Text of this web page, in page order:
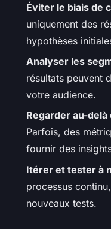
Éviter le biais de
uniquement des
hypothèses
Analyser les
résultats peuvent
votre audience.
Regarder au-
Parfois, des
fournir des
Itérer et tester à
processus
nouveaux tests.